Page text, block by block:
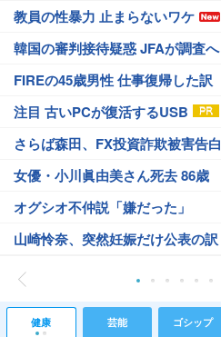
教員の性暴力 止まらないワケ
韓国の審判接待疑惑 JFAが調査へ
FIREの45歳男性 仕事復帰した訳
注目 古いPCが復活するUSB
さらば森田、FX投資詐欺被害告白
女優・小川眞由美さん死去 86歳
オグシオ不仲説「嫌だった」
山崎怜奈、突然妊娠だけ公表の訳
健康 芸能 ゴシップ